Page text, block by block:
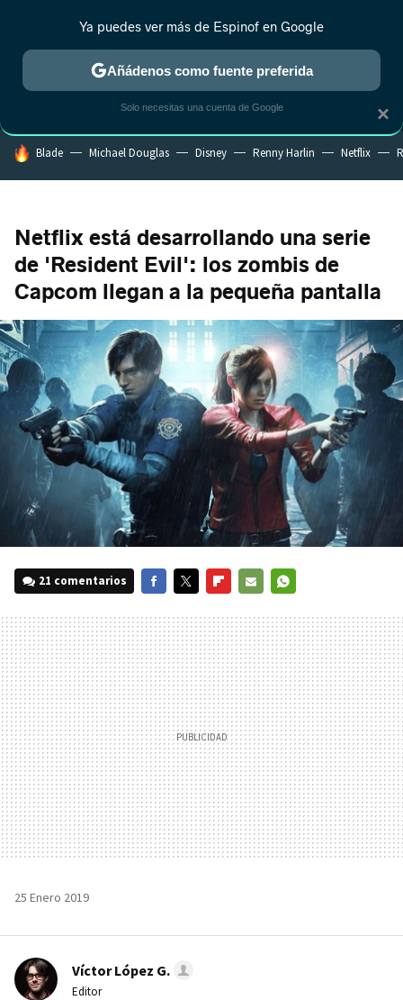
MENÚ NUEVO
ESTRENOS REALITY ANIME RANKINGS CINE
HOY SE HABLA DE
Blade Michael Douglas Disney Renny Harlin Netflix
Netflix está desarrollando una serie
de 'Resident Evil': los zombis de
Capcom llegan a la pequeña pantalla
21 comentarios
MAIL
25 Enero 2019
Víctor López G.
Editor
×
Ya puedes ver más de Espinof en Google
Añádenos como fuente preferida
Solo necesitas una cuenta de Google